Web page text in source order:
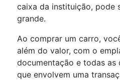
caixa da instituição, pode
grande.
Ao comprar um carro,
além do valor, com o
documentação e todas as
que envolvem uma